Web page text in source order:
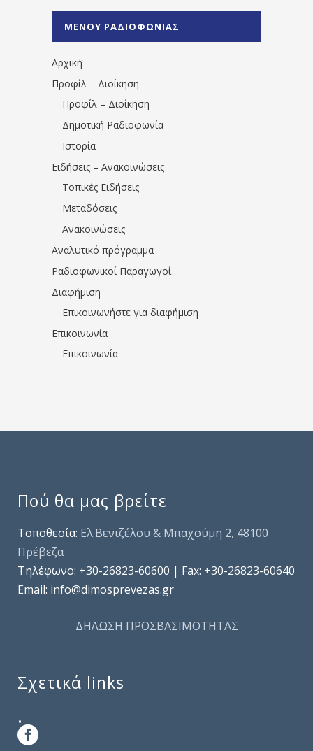
1531194763766854/" artist="" ]
ΜΕΝΟΥ ΡΑΔΙΟΦΩΝΙΑΣ
Αρχική
Προφίλ – Διοίκηση
Προφίλ – Διοίκηση
Δημοτική Ραδιοφωνία
Ιστορία
Ειδήσεις – Ανακοινώσεις
Τοπικές Ειδήσεις
Μεταδόσεις
Ανακοινώσεις
Αναλυτικό πρόγραμμα
Ραδιοφωνικοί Παραγωγοί
Διαφήμιση
Επικοινωνήστε για διαφήμιση
Επικοινωνία
Επικοινωνία
Πού θα μας βρείτε
Τοποθεσία: Ελ.Βενιζέλου & Μπαχούμη 2, 48100
Πρέβεζα
Τηλέφωνo: +30-26823-60600 | Fax: +30-26823-60640
Email: info@dimosprevezas.gr
ΔΗΛΩΣΗ ΠΡΟΣΒΑΣΙΜΟΤΗΤΑΣ
Σχετικά links
.